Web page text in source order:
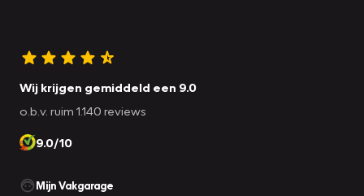
Wij krijgen gemiddeld een 9.0
o.b.v. ruim 1.140 reviews
9.0/10
Mijn Vakgarage